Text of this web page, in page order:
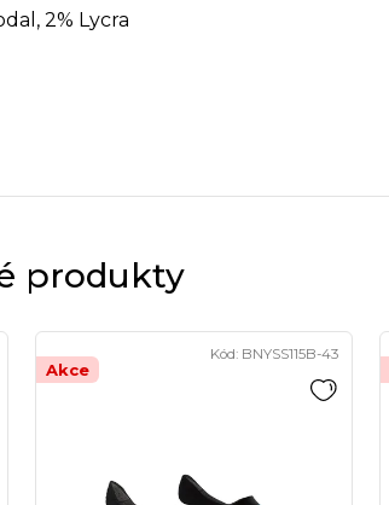
2% Lycra
produkty
Akce
Kód: BNYSS115B-43